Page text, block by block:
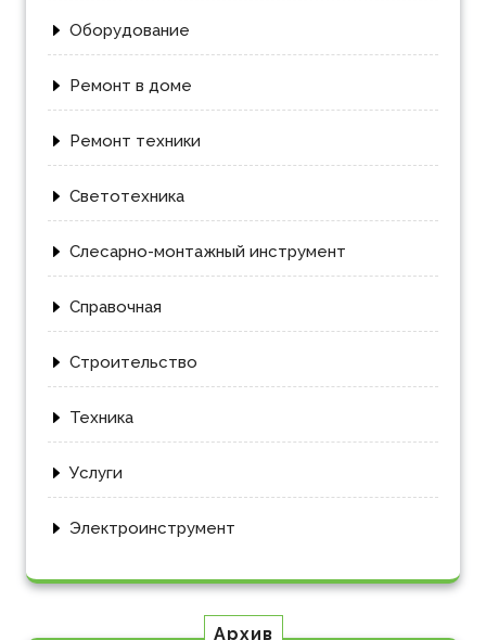
Оборудование
Ремонт в доме
Ремонт техники
Светотехника
Слесарно-монтажный инструмент
Справочная
Строительство
Техника
Услуги
Электроинструмент
Архив